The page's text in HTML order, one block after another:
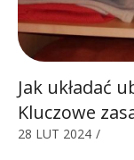
Jak układać
Kluczowe
28 LUT 2024 /